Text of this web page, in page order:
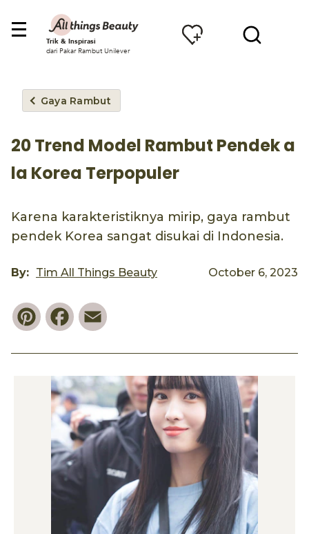
Trik & Inspirasi
dari Pakar Rambut Unilever
Gaya Rambut
20 Trend Model Rambut Pendek a
la Korea Terpopuler
Karena karakteristiknya mirip, gaya rambut
pendek Korea sangat disukai di Indonesia.
By: Tim All Things Beauty October 6, 2023
PinterestFacebook